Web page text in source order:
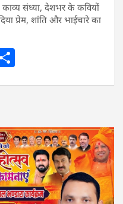
संध्या, देशभर के कवियों
प्रेम, शांति और भाईचारे का